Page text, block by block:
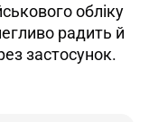
обліку
радить й
застосунок.